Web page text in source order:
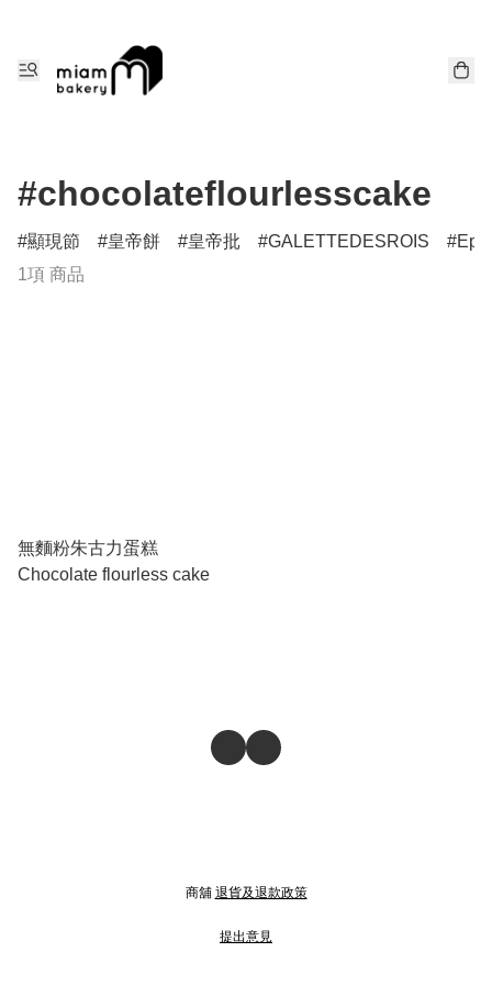
#chocolateflourlesscake
顯現節 皇帝餅 皇帝批 GALETTEDESROIS
1項 商品
無麵粉朱古力蛋糕
Chocolate flourless cake
商舖 退貨及退款政策
提出意見